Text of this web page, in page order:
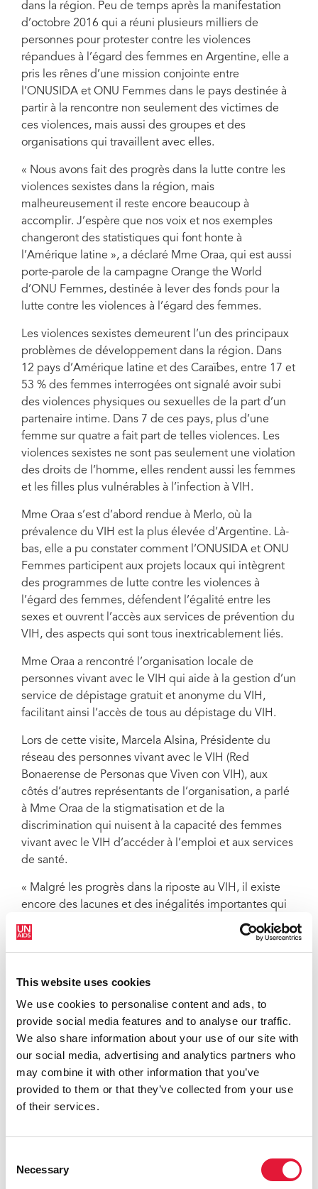
This website uses cookies
We use cookies to personalise content and ads, to
provide social media features and to analyse our traffic.
We also share information about your use of our site with
our social media, advertising and analytics partners who
may combine it with other information that you’ve
provided to them or that they’ve collected from your use
of their services.
Selection
Necessary
dans la région. Peu de temps après la manifestation
d’octobre 2016 qui a réuni plusieurs milliers de
personnes pour protester contre les violences
répandues à l’égard des femmes en Argentine, elle a
pris les rênes d’une mission conjointe entre
l’ONUSIDA et ONU Femmes dans le pays destinée à
partir à la rencontre non seulement des victimes de
ces violences, mais aussi des groupes et des
organisations qui travaillent avec elles.
« Nous avons fait des progrès dans la lutte contre les
violences sexistes dans la région, mais
malheureusement il reste encore beaucoup à
accomplir. J’espère que nos voix et nos exemples
changeront des statistiques qui font honte à
l’Amérique latine », a déclaré Mme Oraa, qui est aussi
porte-parole de la campagne Orange the World
d’ONU Femmes, destinée à lever des fonds pour la
lutte contre les violences à l’égard des femmes.
Les violences sexistes demeurent l’un des principaux
problèmes de développement dans la région. Dans
12 pays d’Amérique latine et des Caraïbes, entre 17 et
53 % des femmes interrogées ont signalé avoir subi
des violences physiques ou sexuelles de la part d’un
partenaire intime. Dans 7 de ces pays, plus d’une
femme sur quatre a fait part de telles violences. Les
violences sexistes ne sont pas seulement une violation
des droits de l’homme, elles rendent aussi les femmes
et les filles plus vulnérables à l’infection à VIH.
Mme Oraa s’est d’abord rendue à Merlo, où la
prévalence du VIH est la plus élevée d’Argentine. Là-
bas, elle a pu constater comment l’ONUSIDA et ONU
Femmes participent aux projets locaux qui intègrent
des programmes de lutte contre les violences à
l’égard des femmes, défendent l’égalité entre les
sexes et ouvrent l’accès aux services de prévention du
VIH, des aspects qui sont tous inextricablement liés.
Mme Oraa a rencontré l’organisation locale de
personnes vivant avec le VIH qui aide à la gestion d’un
service de dépistage gratuit et anonyme du VIH,
facilitant ainsi l’accès de tous au dépistage du VIH.
Lors de cette visite, Marcela Alsina, Présidente du
réseau des personnes vivant avec le VIH (Red
Bonaerense de Personas que Viven con VIH), aux
côtés d’autres représentants de l’organisation, a parlé
à Mme Oraa de la stigmatisation et de la
discrimination qui nuisent à la capacité des femmes
vivant avec le VIH d’accéder à l’emploi et aux services
de santé.
« Malgré les progrès dans la riposte au VIH, il existe
encore des lacunes et des inégalités importantes qui
empêchent les femmes d’accéder pleinement à
l’emploi, à la maternité et à des services de santé
complets. Quand le VIH devient une priorité, comme
reculer et que la qualité de vie des personnes vivant
avec le VIH s’améliore », explique Mme Alsina.
Mme Oraa a visité le centre de dépistage du VIH du
service de santé maternelle et infantile du Dr Pedro
Chutro à Merlo. Avec une équipe conjointe soutenue
par le Ministère du Développement social, la société
centre défend l’intégration des services anti-VIH dans
des femmes. Il propose également des actions de